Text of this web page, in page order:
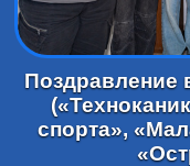
Поздравление
спорта»,